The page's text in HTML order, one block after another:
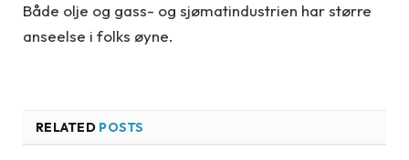
Både olje og gass- og sjømatindustrien har større
anseelse i folks øyne.
RELATED POSTS